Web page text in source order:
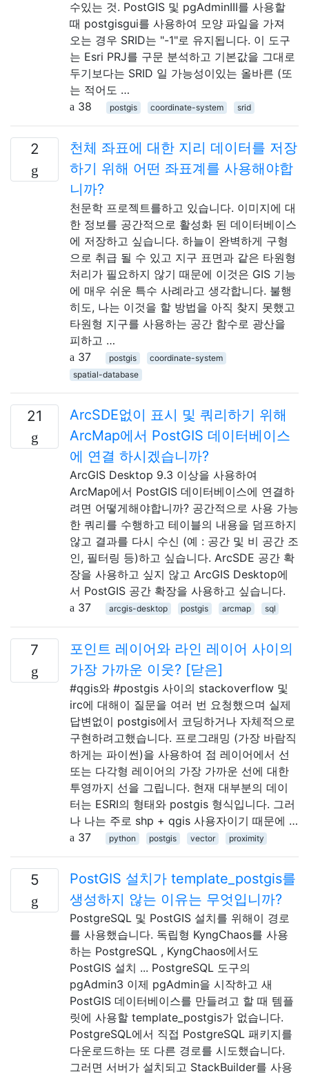
수있는 것. PostGIS 및 pgAdminIII를 사용할
때 postgisgui를 사용하여 모양 파일을 가져
오는 경우 SRID는 "-1"로 유지됩니다. 이 도구
는 Esri PRJ를 구문 분석하고 기본값을 그대로
두기보다는 SRID 일 가능성이있는 올바른 (또
는 적어도 …
38
postgis coordinate-system srid
2
천체 좌표에 대한 지리 데이터를 저장
하기 위해 어떤 좌표계를 사용해야합
니까?
천문학 프로젝트를하고 있습니다. 이미지에 대
한 정보를 공간적으로 활성화 된 데이터베이스
에 저장하고 싶습니다. 하늘이 완벽하게 구형
으로 취급 될 수 있고 지구 표면과 같은 타원형
처리가 필요하지 않기 때문에 이것은 GIS 기능
에 매우 쉬운 특수 사례라고 생각합니다. 불행
히도, 나는 이것을 할 방법을 아직 찾지 못했고
타원형 지구를 사용하는 공간 함수로 광산을
피하고 …
37
postgis
coordinate-system
spatial-database
21
ArcSDE없이 표시 및 쿼리하기 위해
ArcMap에서 PostGIS 데이터베이스
에 연결 하시겠습니까?
ArcGIS Desktop 9.3 이상을 사용하여
ArcMap에서 PostGIS 데이터베이스에 연결하
려면 어떻게해야합니까? 공간적으로 사용 가능
한 쿼리를 수행하고 테이블의 내용을 덤프하지
않고 결과를 다시 수신 (예 : 공간 및 비 공간 조
인, 필터링 등)하고 싶습니다. ArcSDE 공간 확
장을 사용하고 싶지 않고 ArcGIS Desktop에
서 PostGIS 공간 확장을 사용하고 싶습니다.
37
arcgis-desktop postgis arcmap sql
7
포인트 레이어와 라인 레이어 사이의
가장 가까운 이웃? [닫은]
#qgis와 #postgis 사이의 stackoverflow 및
irc에 대해이 질문을 여러 번 요청했으며 실제
답변없이 postgis에서 코딩하거나 자체적으로
구현하려고했습니다. 프로그래밍 (가장 바람직
하게는 파이썬)을 사용하여 점 레이어에서 선
또는 다각형 레이어의 가장 가까운 선에 대한
투영까지 선을 그립니다. 현재 대부분의 데이
터는 ESRI의 형태와 postgis 형식입니다. 그러
나 나는 주로 shp + qgis 사용자이기 때문에 …
37
python postgis vector proximity
5
PostGIS 설치가 template_postgis를
생성하지 않는 이유는 무엇입니까?
PostgreSQL 및 PostGIS 설치를 위해이 경로
를 사용했습니다. 독립형 KyngChaos를 사용
하는 PostgreSQL , KyngChaos에서도
PostGIS 설치 ... PostgreSQL 도구의
pgAdmin3 이제 pgAdmin을 시작하고 새
PostGIS 데이터베이스를 만들려고 할 때 템플
릿에 사용할 template_postgis가 없습니다.
PostgreSQL에서 직접 PostgreSQL 패키지를
다운로드하는 또 다른 경로를 시도했습니다.
그러면 서버가 설치되고 StackBuilder를 사용